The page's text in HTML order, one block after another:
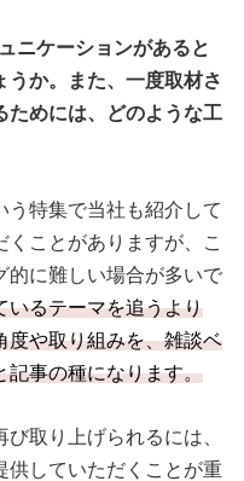
ニケーションがあると
うか。また、一度取材さ
ためには、どのような工
う特集で当社も紹介して
ことがありますが、こ
的に難しい場合が多いで
いるテーマを追うより
度や取り組みを、雑談ベ
記事の種になります。
取り上げられるには、
供していただくことが重